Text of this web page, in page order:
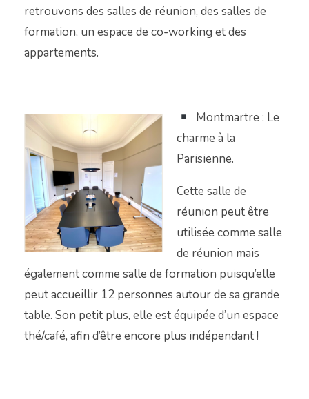
retrouvons des salles de réunion, des salles de
formation, un espace de co-working et des
appartements.
Montmartre : Le
charme à la
Parisienne.
Cette salle de
réunion peut être
utilisée comme salle
de réunion mais
également comme salle de formation puisqu’elle
peut accueillir 12 personnes autour de sa grande
table. Son petit plus, elle est équipée d’un espace
thé/café, afin d’être encore plus indépendant !